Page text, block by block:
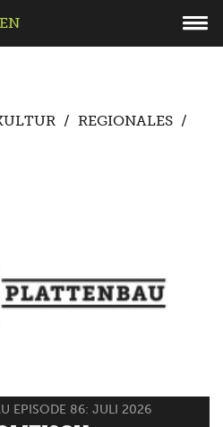
/ REGIONALES /
EPISODE 86: JULI 2026